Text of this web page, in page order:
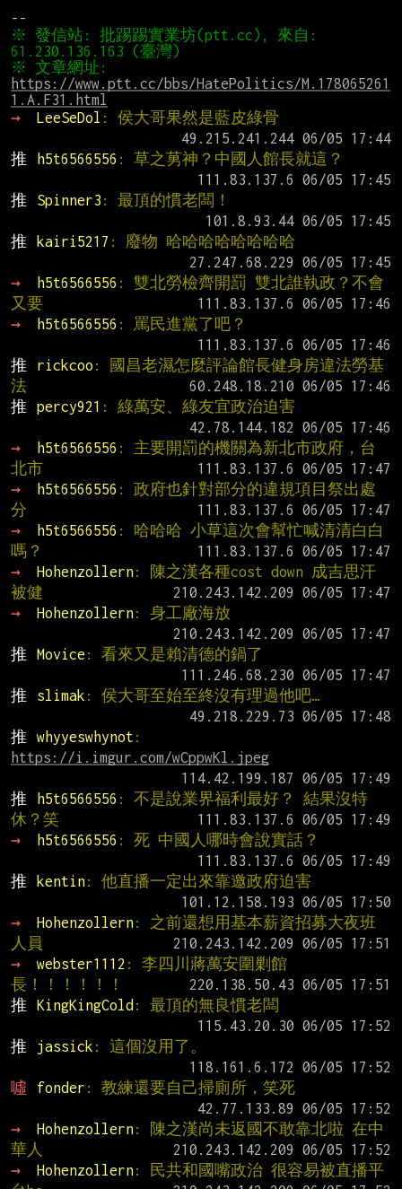
※ 發信站: 批踢踢實業坊(ptt.cc), 來自:
https://www.ptt.cc/bbs/HatePolitics/M.178065261
1.A.F31.html
→
LeeSeDol : 侯大哥果然是藍皮綠骨
推
h5t6566556 : 草之莮神？中國人館長就這？
推
Spinner3 : 最頂的慣老闆！
推
kairi5217 : 廢物 哈哈哈哈哈哈哈哈
→
h5t6566556 : 雙北勞檢齊開罰 雙北誰執政？不會
又要
→
h5t6566556 : 罵民進黨了吧？
推
rickcoo : 國昌老濕怎麼評論館長健身房違法勞基
法
推
percy921 : 綠萬安、綠友宜政治迫害
→
h5t6566556 : 主要開罰的機關為新北市政府，台
北市
→
h5t6566556 : 政府也針對部分的違規項目祭出處
分
→
h5t6566556 : 哈哈哈 小草這次會幫忙喊清清白白
嗎？
→
Hohenzollern: 陳之漢各種cost down 成吉思汗
被健
→
Hohenzollern: 身工廠海放
推
Movice : 看來又是賴清德的鍋了
推
slimak : 侯大哥至始至終沒有理過他吧…
推
whyyeswhynot
https://i.imgur.com/wCppwKl.jpeg
推
h5t6566556 : 不是說業界福利最好？ 結果沒特
休？笑
→
h5t6566556 : 死 中國人哪時會說實話？
推
kentin: 他直播一定出來靠邀政府迫害
→
Hohenzollern: 之前還想用基本薪資招募大夜班
人員
→
webster1112 : 李四川蔣萬安圍剿館
長！！！！！！
推
KingKingCold : 最頂的無良慣老闆
推
jassick : 這個沒用了。
噓
fonder : 教練還要自己掃廁所，笑死
→
Hohenzollern: 陳之漢尚未返國不敢靠北啦 在中
華人
→
Hohenzollern: 民共和國嘴政治 很容易被直播平